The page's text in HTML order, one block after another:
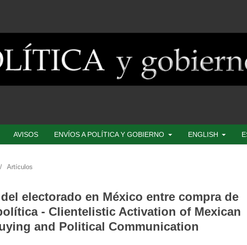
AVISOS ENVÍOS A POLÍTICA Y GOBIERNO ENGLISH
/ Artículos
electorado en México entre compra de
- Clientelistic Activation of Mexican
and Political Communication